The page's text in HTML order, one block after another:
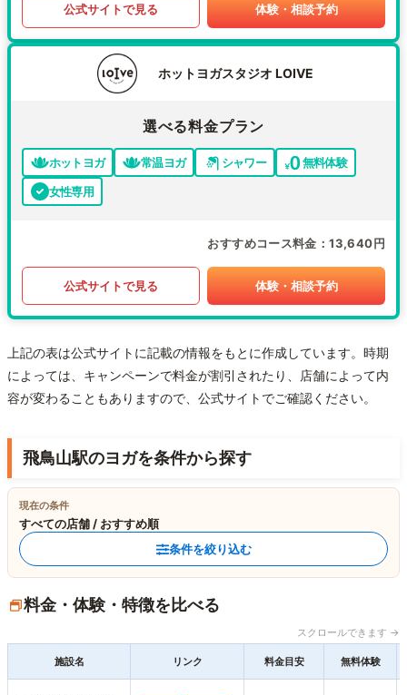
公式サイトで見る 体験・相談予約
ホットヨガスタジオ LOIVE
選べる料金プラン
ホットヨガ 常温ヨガ シャワー
無料体験
女性専用
おすすめコース料金 13,640円
公式サイトで見る 体験・相談予約
上記の表は公式サイトに記載の情報をもとに作成しています。時期
によっては、キャンペーンで料金が割引されたり、店舗によって内
容が変わることもありますので、公式サイトでご確認ください。
飛鳥山駅のヨガを条件から探す
現在の条件
すべての店舗 / おすすめ順
条件を絞り込む
料金・体験・特徴を比べる
スクロールできます →
施設名 リンク 料金目安 無料体験